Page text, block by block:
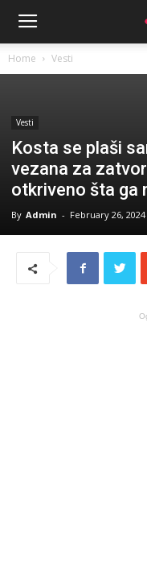
Home Vesti
Vesti
Kosta se plaši
vezana za
otkriveno šta ga
By Admin - February 26, 2024